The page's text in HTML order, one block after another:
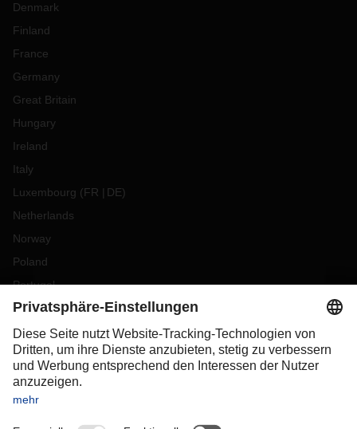
Denmark
Finland
France
Germany
Great Britain
Hungary
Ireland
Italy
Luxembourg (FR DE)
Netherlands
Norway
Poland
Portugal
Romania
Slovakia
Spain
Sweden
Switzerland